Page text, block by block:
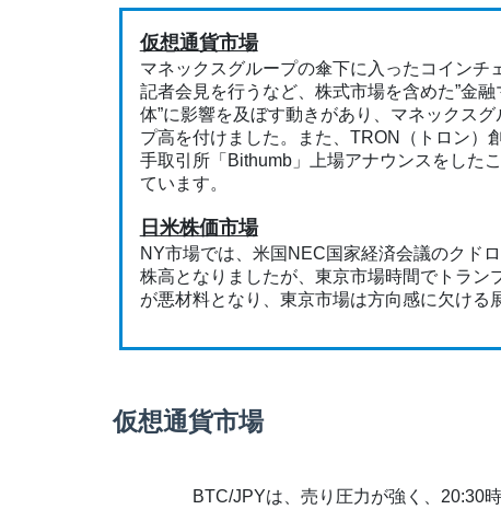
仮想通貨市場
マネックスグループの傘下に入ったコインチ
記者会見を行うなど、株式市場を含めた”金融
体”に影響を及ぼす動きがあり、マネックスグ
プ高を付けました。また、TRON（トロン）
手取引所「Bithumb」上場アナウンスをした
ています。
日米株価市場
NY市場では、米国NEC国家経済会議のクド
株高となりましたが、東京市場時間でトラン
が悪材料となり、東京市場は方向感に欠ける
仮想通貨市場
BTC/JPYは、売り圧力が強く、20:30